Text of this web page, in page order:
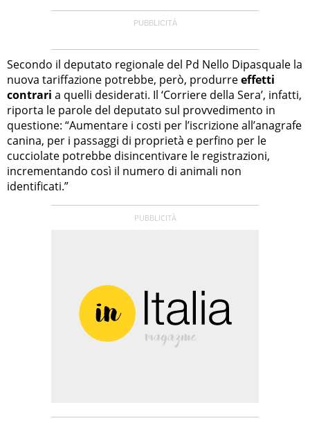
Secondo il deputato regionale del Pd Nello Dipasquale la
nuova tariffazione potrebbe, però, produrreeffetti
contrari a quelli desiderati. Il ‘Corriere della Sera’, infatti,
riporta le parole del deputato sul provvedimento in
questione: “Aumentare i costi per l’iscrizione all’anagrafe
canina, per i passaggi di proprietà e perfino per le
cucciolate potrebbe disincentivare le registrazioni,
incrementando così il numero di animali non
identificati.”